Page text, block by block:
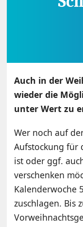
Auch in der
wieder die
unter Wert zu
Wer noch auf
Aufstockung für
ist oder ggf.
verschenken
Kalenderwoche
zuschlagen. Bis